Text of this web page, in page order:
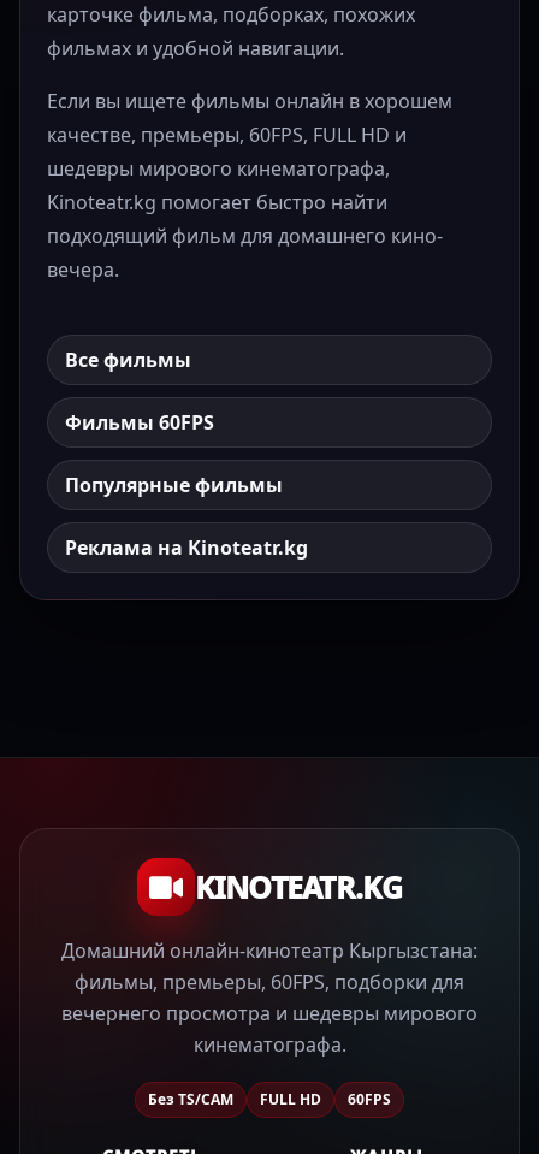
карточке фильма, подборках, похожих
фильмах и удобной навигации.
Если вы ищете фильмы онлайн в хорошем
качестве, премьеры, 60FPS, FULL HD и
шедевры мирового кинематографа,
Kinoteatr.kg помогает быстро найти
подходящий фильм для домашнего кино-
вечера.
Все фильмы
Фильмы 60FPS
Популярные фильмы
Реклама на Kinoteatr.kg
KINOTEATR.KG
Домашний онлайн-кинотеатр Кыргызстана:
фильмы, премьеры, 60FPS, подборки для
вечернего просмотра и шедевры мирового
кинематографа.
Без TS/CAM FULL HD 60FPS